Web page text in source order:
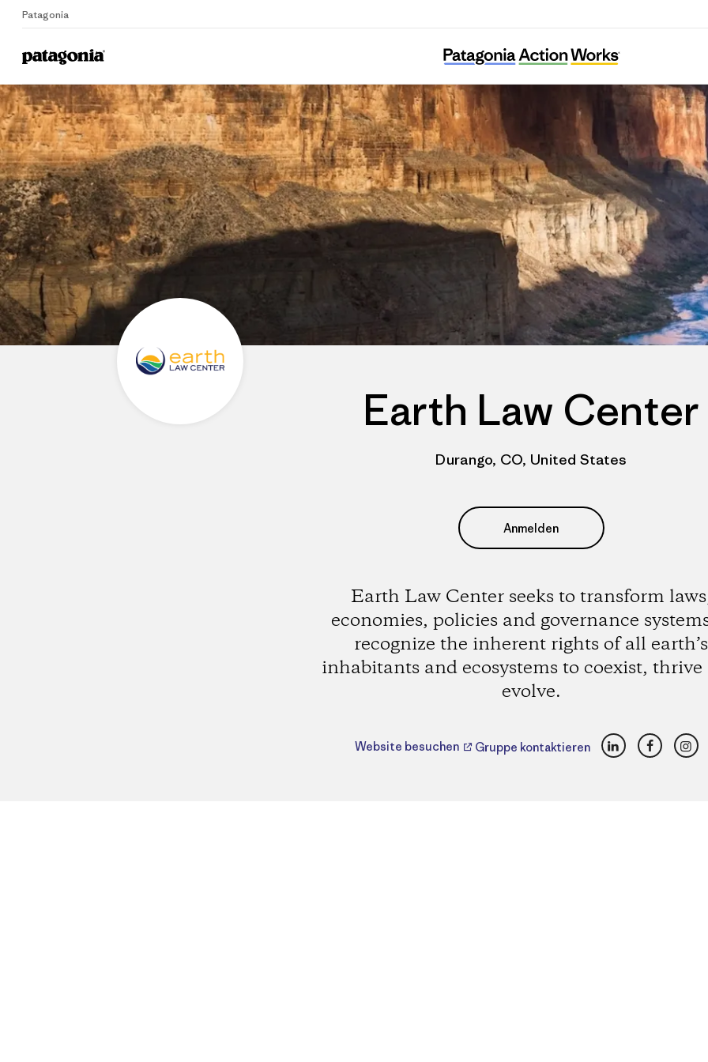
Patagonia
Home
Earth Law Center
Earth Law Center
Durango, CO, United States
Anmelden
Earth Law Center seeks to transform
economies, policies and governance
recognize the inherent rights of all earth’s
inhabitants and ecosystems to coexist,
evolve.
Website besuchen Gruppe kontaktieren LinkedInFacebook